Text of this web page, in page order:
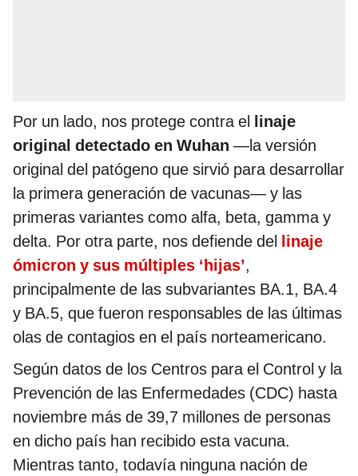
Por un lado, nos protege contra el linaje
original detectado en Wuhan —la versión
original del patógeno que sirvió para desarrollar
la primera generación de vacunas— y las
primeras variantes como alfa, beta, gamma y
delta. Por otra parte, nos defiende del linaje
ómicron y sus múltiples ‘hijas’,
principalmente de las subvariantes BA.1, BA.4
y BA.5, que fueron responsables de las últimas
olas de contagios en el país norteamericano.
Según datos de los Centros para el Control y la
Prevención de las Enfermedades (CDC) hasta
noviembre más de 39,7 millones de personas
en dicho país han recibido esta vacuna.
Mientras tanto, todavía ninguna nación de